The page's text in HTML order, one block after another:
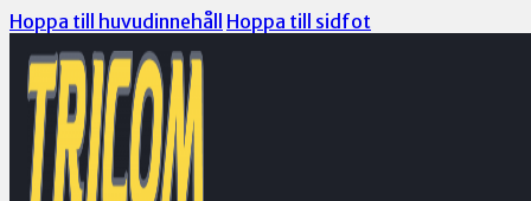
Hoppa till huvudinnehåll Hoppa till sidfot